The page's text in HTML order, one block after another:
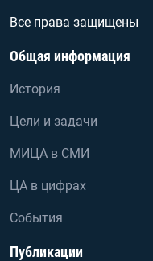
Все права защищены
Общая информация
История
Цели и задачи
МИЦА в СМИ
ЦА в цифрах
События
Публикации